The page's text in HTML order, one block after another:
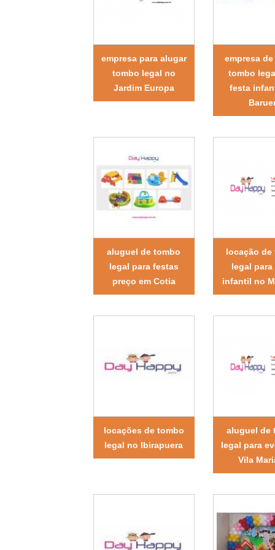
empresa para alugar
tombo legal no
Jardim Europa
empresa
tombo
festa
aluguel de tombo
legal para festas
preço em Cotia
locação de
legal para
infantil no
locações de tombo
legal no Ibirapuera
aluguel de
legal para
Vila